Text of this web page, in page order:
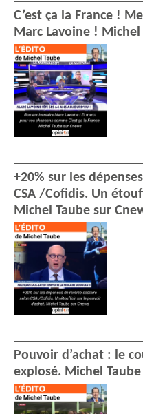
C’est ça la France !
Marc Lavoine ! Michel
+20% sur les
CSA /Cofidis. Un
Michel Taube sur
Pouvoir d’achat : le
explosé. Michel